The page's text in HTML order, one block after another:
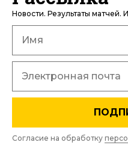
Новости. Результаты матчей.
Согласие на обработку